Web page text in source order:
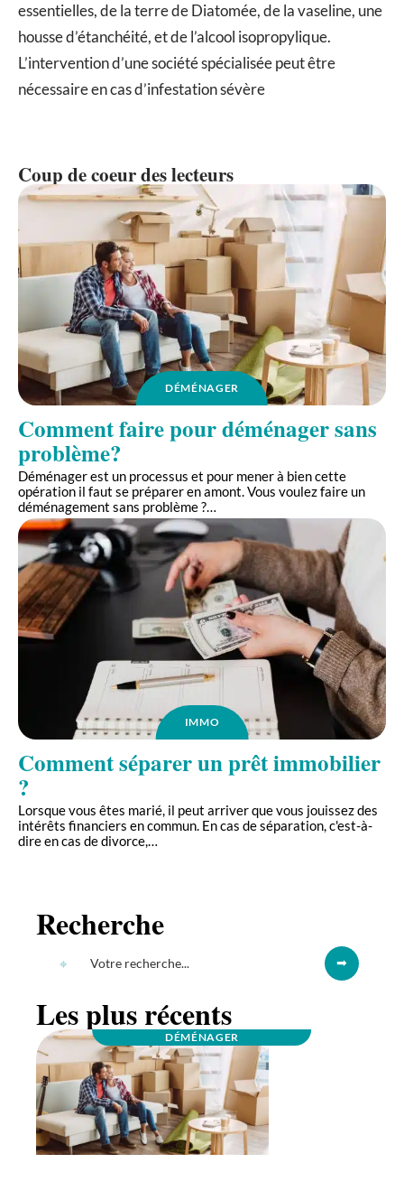
essentielles, de la terre de Diatomée, de la vaseline, une
housse d’étanchéité, et de l’alcool isopropylique.
L’intervention d’une société spécialisée peut être
nécessaire en cas d’infestation sévère
Coup de coeur des lecteurs
DÉMÉNAGER
Comment faire pour déménager sans
problème?
Déménager est un processus et pour mener à bien cette
opération il faut se préparer en amont. Vous voulez faire un
déménagement sans problème ?…
IMMO
Comment séparer un prêt immobilier
?
Lorsque vous êtes marié, il peut arriver que vous jouissez des
intérêts financiers en commun. En cas de séparation, c'est-à-
dire en cas de divorce,…
Recherche
Les plus récents
DÉMÉNAGER